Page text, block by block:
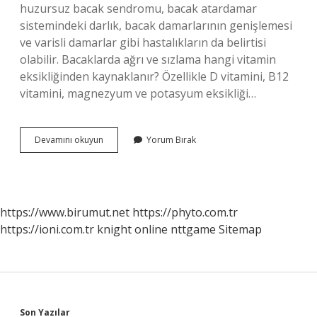
huzursuz bacak sendromu, bacak atardamar
sistemindeki darlık, bacak damarlarının genişlemesi
ve varisli damarlar gibi hastalıkların da belirtisi
olabilir. Bacaklarda ağrı ve sızlama hangi vitamin
eksikliğinden kaynaklanır? Özellikle D vitamini, B12
vitamini, magnezyum ve potasyum eksikliği…
Devamını okuyun Bacaklarda
Sızlama
Yorum Bırak
https://www.birumut.net https://phyto.com.tr
https://ioni.com.tr knight online nttgame Sitemap
Son Yazılar